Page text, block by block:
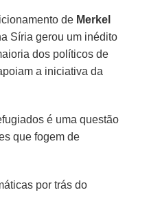
de Merkel
Síria gerou um inédito
dos políticos de
a iniciativa da
é uma questão
que fogem de
por trás do